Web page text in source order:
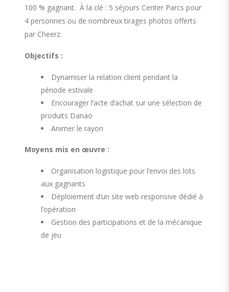
100 % gagnant. À la clé : 5 séjours Center Parcs pour
4 personnes ou de nombreux tirages photos offerts
par Cheerz.
Objectifs :
Dynamiser la relation client pendant la
période estivale
Encourager l’acte d’achat sur une sélection de
produits Danao
Animer le rayon
Moyens mis en œuvre :
Organisation logistique pour l’envoi des lots
aux gagnants
Déploiement d’un site web responsive dédié à
l’opération
Gestion des participations et de la mécanique
de jeu